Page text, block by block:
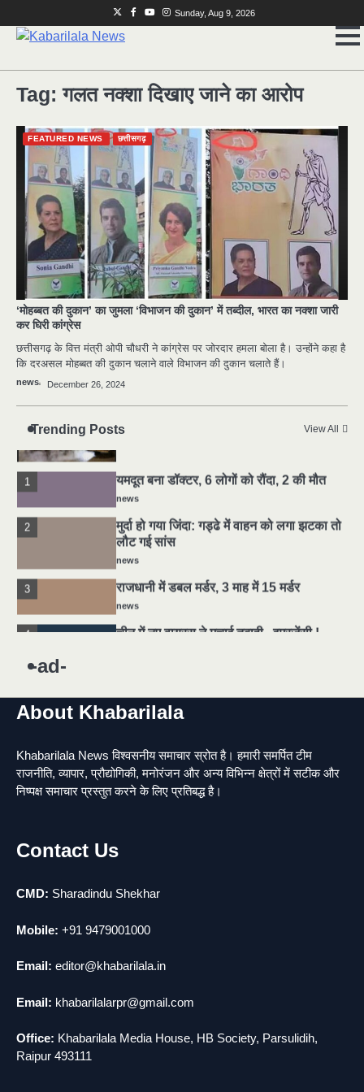
to
TwitterFacebookYoutubeInstagram
Sunday, Aug 9, 2026
Tag:गलत नक्शा दिखाए जाने का आरोप
FEATURED NEWS छत्तीसगढ़
‘मोहब्बत की दुकान’ का जुमला ‘विभाजन की दुकान’ में तब्दील, भारत का नक्शा जारी
कर घिरी कांग्रेस
छत्तीसगढ़ के वित्त मंत्री ओपी चौधरी ने कांग्रेस पर जोरदार हमला बोला है। उन्होंने कहा है
कि दरअसल मोहब्बत की दुकान चलाने वाले विभाजन की दुकान चलाते हैं।
news December 26, 2024
Trending Posts View All
2
मुर्दा हो गया जिंदा: गड्ढे में वाहन को लगा झटका तो
लौट गई सांस
news
राजधानी में डबल मर्डर, 3 माह में 15 मर्डर
news
4 चीन में नए वायरस ने मचाई तबाही.. इमरजेंसी !
news
मोंटेनेग्रो में गोलीबारी की घटना, 10 की मौत
news
यमदूत बना डॉक्टर, 6 लोगों को रौंदा, 2 की मौत
news
मुर्दा हो गया जिंदा: गड्ढे में वाहन को लगा झटका तो
लौट गई सांस
news
राजधानी में डबल मर्डर, 3 माह में 15 मर्डर
news
चीन में नए वायरस ने मचाई तबाही.. इमरजेंसी !
5
news
news
4
मोंटेनेग्रो में गोलीबारी की घटना, 10 की मौत
-ad-
About Khabarilala
Khabarilala News विश्वसनीय समाचार स्रोत है। हमारी समर्पित टीम
राजनीति, व्यापार, प्रौद्योगिकी, मनोरंजन और अन्य विभिन्न क्षेत्रों में सटीक और
निष्पक्ष समाचार प्रस्तुत करने के लिए प्रतिबद्ध है।
Contact Us
CMD: Sharadindu Shekhar
Mobile: +91 9479001000
Email: editor@khabarilala.in
Email: khabarilalarpr@gmail.com
Office: Khabarilala Media House, HB Society, Parsulidih,
Raipur 493111